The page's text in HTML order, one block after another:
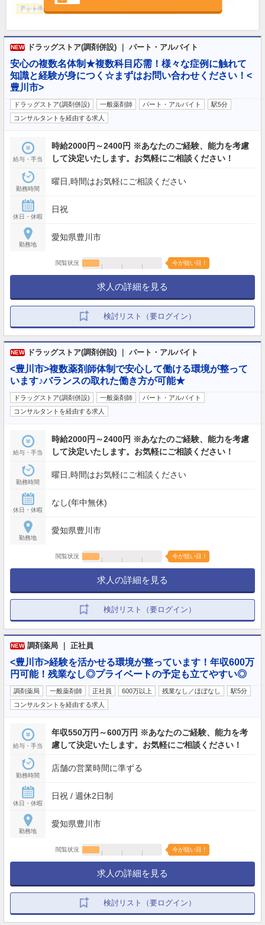
NEW ドラッグストア(調剤併設) ｜ パート・アルバイト
安心の複数名体制★複数科目応需！様々な症例に触れて
知識と経験が身につく☆まずはお問い合わせください！<
豊川市>
ドラッグストア(調剤併設) 一般薬剤師 パート・アルバイト
駅5分
コンサルタントを経由する求人
給与・手当
時給2000円～2400円 ※あなたのご経験、能力を考慮
して決定いたします。お気軽にご相談ください！
勤務時間
曜日,時間はお気軽にご相談ください
休日・休暇
日祝
勤務地
愛知県豊川市
閲覧状況 今が狙い目！
求人の詳細を見る
検討リスト（要ログイン）
NEW ドラッグストア(調剤併設) ｜ パート・アルバイト
<豊川市>複数薬剤師体制で安心して働ける環境が整って
います♪バランスの取れた働き方が可能★
ドラッグストア(調剤併設) 一般薬剤師
パート・アルバイト
コンサルタントを経由する求人
給与・手当
時給2000円～2400円 ※あなたのご経験、能力を考慮
して決定いたします。お気軽にご相談ください！
勤務時間
曜日,時間はお気軽にご相談ください
休日・休暇
なし(年中無休)
勤務地
愛知県豊川市
閲覧状況 今が狙い目！
求人の詳細を見る
検討リスト（要ログイン）
NEW 調剤薬局 ｜ 正社員
<豊川市>経験を活かせる環境が整っています！年収600万
円可能！残業なし◎プライベートの予定も立てやすい◎
調剤薬局 一般薬剤師 正社員 600万以上 残業なし／ほぼなし
駅5分
コンサルタントを経由する求人
給与・手当
年収550万円～600万円 ※あなたのご経験、能力を考
慮して決定いたします。お気軽にご相談ください！
勤務時間
店舗の営業時間に準ずる
休日・休暇
日祝 / 週休2日制
勤務地
愛知県豊川市
閲覧状況 今が狙い目！
求人の詳細を見る
検討リスト（要ログイン）